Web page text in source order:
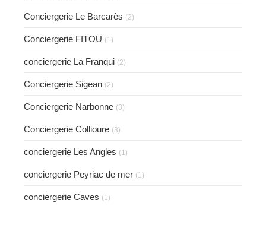
Conciergerie Le Barcarès (2)
Conciergerie FITOU (1)
conciergerie La Franqui (2)
Conciergerie Sigean (2)
Conciergerie Narbonne (3)
Conciergerie Collioure (3)
conciergerie Les Angles (1)
conciergerie Peyriac de mer (1)
conciergerie Caves (1)